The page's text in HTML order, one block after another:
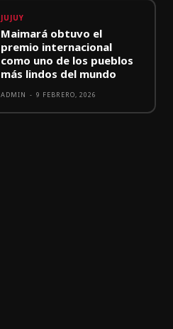
JUJUY
Maimará obtuvo el
premio internacional
como uno de los pueblos
más lindos del mundo
ADMIN - 9 FEBRERO, 2026